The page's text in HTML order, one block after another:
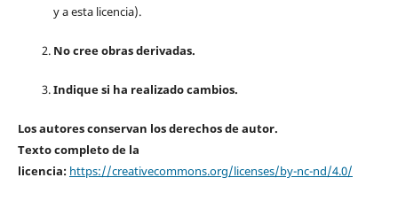
y a esta licencia).
No cree obras derivadas.
Indique si ha realizado cambios.
Los autores conservan los derechos de autor.
Texto completo de la
licencia: https://creativecommons.org/licenses/by-nc-nd/4.0/